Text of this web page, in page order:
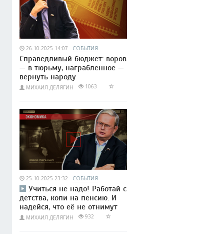
26.10.2025 14:07 СОБЫТИЯ
Справедливый бюджет: воров
— в тюрьму, награбленное —
вернуть народу
МИХАИЛ ДЕЛЯГИН 1063
25.10.2025 23:32 СОБЫТИЯ
Учиться не надо! Работай с
детства, копи на пенсию. И
надейся, что её не отнимут
МИХАИЛ ДЕЛЯГИН 932